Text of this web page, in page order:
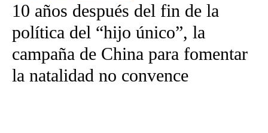
10 años después del fin de la
política del “hijo único”, la
campaña de China para fomentar
la natalidad no convence